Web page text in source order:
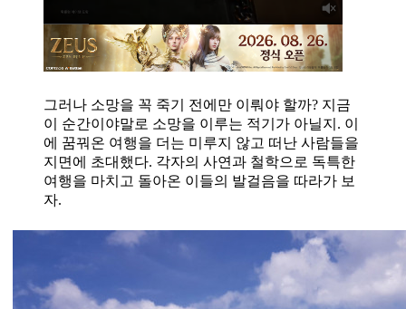
그러나 소망을 꼭 죽기 전에만 이뤄야 할까? 지금
이 순간이야말로 소망을 이루는 적기가 아닐지. 이
에 꿈꿔온 여행을 더는 미루지 않고 떠난 사람들을
지면에 초대했다. 각자의 사연과 철학으로 독특한
여행을 마치고 돌아온 이들의 발걸음을 따라가 보
자.